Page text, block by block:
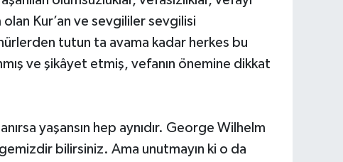
Kur’an ve sevgililer sevgilisi
tutun ta avama kadar herkes bu
ve şikâyet etmiş, vefanın önemine dikkat
yaşansın hep aynıdır. George Wilhelm
bilirsiniz. Ama unutmayın ki o da